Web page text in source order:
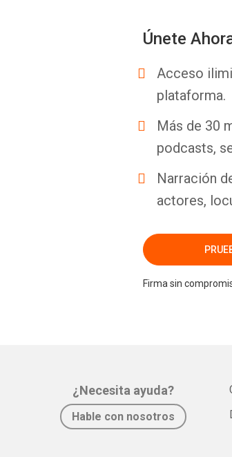
Únete
Acceso
plataforma.
Más de 30
podcasts,
Narración
actores,
Firma sin
¿Necesita ayuda?
Hable con nosotros